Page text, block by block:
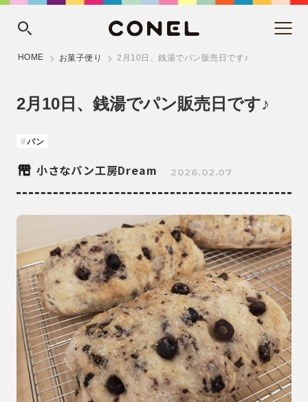
HOME お菓子便り 2月10日、銭湯でパン販売日です♪
2月10日、銭湯でパン販売日です♪
パン
小さなパン工房Dream 2026.02.07